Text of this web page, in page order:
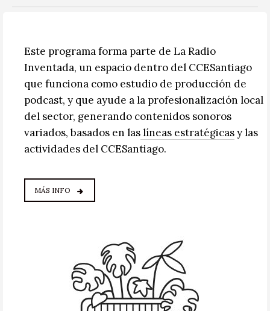
Este programa forma parte de La Radio
Inventada, un espacio dentro del CCESantiago
que funciona como estudio de producción de
podcast, y que ayude a la profesionalización local
del sector, generando contenidos sonoros
variados, basados en laslíneas estratégicasy las
actividades del CCESantiago.
MÁS INFO